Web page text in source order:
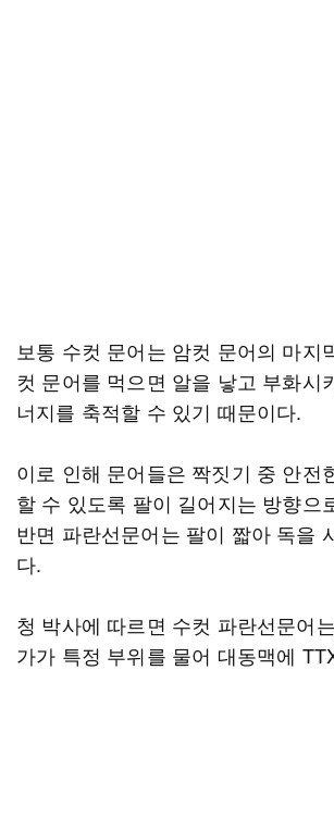
보통 수컷 문어는 암컷 문어의 마지
컷 문어를 먹으면 알을 낳고 부화시
너지를 축적할 수 있기 때문이다.
이로 인해 문어들은 짝짓기 중 안전
할 수 있도록 팔이 길어지는 방향으
반면 파란선문어는 팔이 짧아 독을
다.
청 박사에 따르면 수컷 파란선문어
가가 특정 부위를 물어 대동맥에